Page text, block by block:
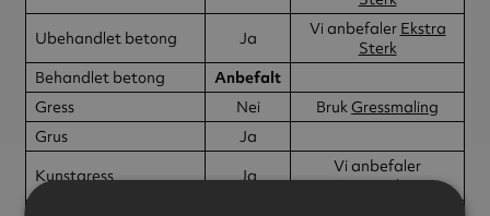
Ubehandlet betong
Ja Vi anbefaler Ekstra
Sterk
Behandlet betong
Anbefalt
Gress
Nei BrukGressmaling
Grus
Ja
Kunstgress
Ja
Vi anbefaler
Gressmaling